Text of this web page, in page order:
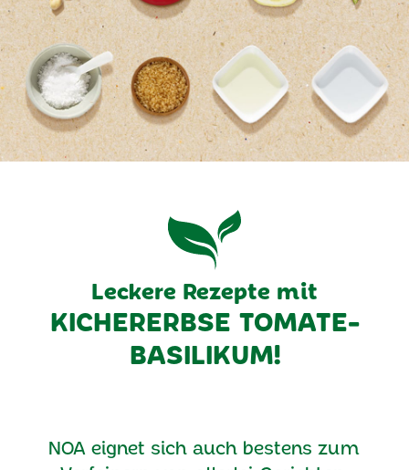
Leckere Rezepte mit
KICHERERBSE TOMATE-
BASILIKUM!
NOA eignet sich auch bestens zum